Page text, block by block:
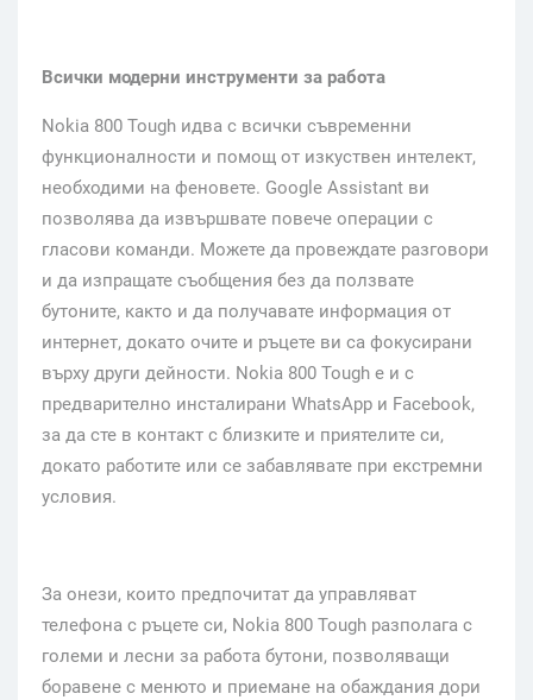
Всички модерни инструменти за работа
Nokia 800 Tough идва с всички съвременни
функционалности и помощ от изкуствен интелект,
необходими на феновете. Google Assistant ви
позволява да извършвате повече операции с
гласови команди. Можете да провеждате разговори
и да изпращате съобщения без да ползвате
бутоните, както и да получавате информация от
интернет, докато очите и ръцете ви са фокусирани
върху други дейности. Nokia 800 Tough е и с
предварително инсталирани WhatsApp и Facebook,
за да сте в контакт с близките и приятелите си,
докато работите или се забавлявате при екстремни
условия.
За онези, които предпочитат да управляват
телефона с ръцете си, Nokia 800 Tough разполага с
големи и лесни за работа бутони, позволяващи
боравене с менюто и приемане на обаждания дори